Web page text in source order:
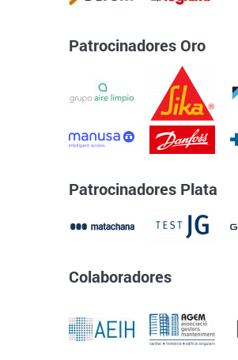
Patrocinadores Oro
Patrocinadores Plata
Colaboradores